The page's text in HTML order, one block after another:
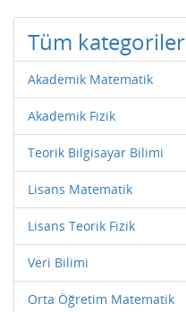
Tüm kategoriler
Akademik Matematik
Akademik Fizik
Teorik Bilgisayar Bilimi
Lisans Matematik
Lisans Teorik Fizik
Veri Bilimi
Orta Öğretim Matematik